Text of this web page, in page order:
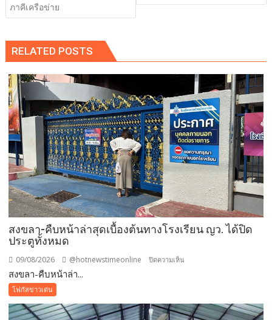
ภาคีเครือข่าย
RELATED POSTS
สงขลา-คืบหน้าล่าสุดเบื้องต้นทางโรงเรียน ญว. ได้ปิด
ประตูทั้งหมด
09/08/2026 @hotnewstimeonline ปิดความเห็น
ล่าสุด
สงขลา-คืบหน้าล่า...
โฟกัสข่าวเด่น